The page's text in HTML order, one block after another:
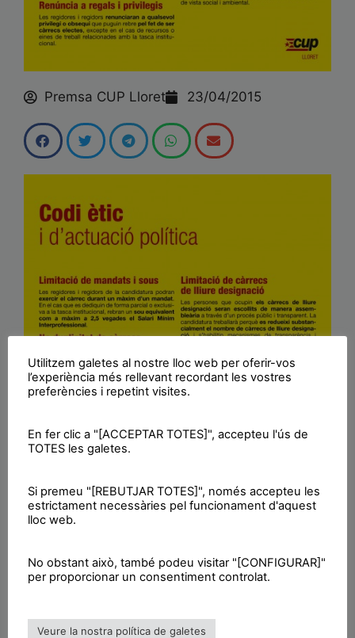
Premsa CUP Lloret 23/04/2015
Utilitzem galetes al nostre lloc web per oferir-vos
l’experiència més rellevant recordant les vostres
preferències i repetint visites.
En fer clic a "[ACCEPTAR TOTES]", accepteu l'ús de
TOTES les galetes.
Si premeu "[REBUTJAR TOTES]", només accepteu les
estrictament necessàries pel funcionament d'aquest
lloc web.
No obstant això, també podeu visitar "[CONFIGURAR]"
per proporcionar un consentiment controlat.
Veure la nostra política de galetes